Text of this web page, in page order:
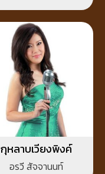
กุหลาบเวียงพิงค์
อรวี สัจจานนท์